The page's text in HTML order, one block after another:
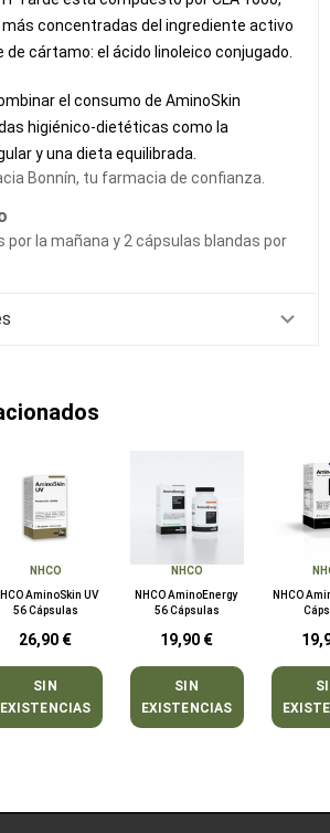
concentradas del ingrediente activo
de cártamo: el ácido linoleico conjugado.
el consumo de AminoSkin
higiénico-dietéticas como la
y una dieta equilibrada.
Bonnín, tu farmacia de confianza.
por la mañana y 2 cápsulas blandas por
NHCO
AminoSkin UV
56 Cápsulas
26,90 €
SIN
EXISTENCIAS
NHCO
NHCO AminoEnergy
56 Cápsulas
19,90 €
SIN
EXISTENCIAS
NHCO